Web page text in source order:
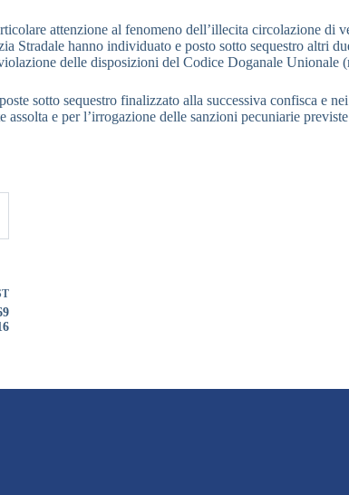
attenzione al fenomeno dell’illecita circolazione di
hanno individuato e posto sotto sequestro altri
delle disposizioni del Codice Doganale Unionale
sotto sequestro finalizzato alla successiva confisca e
e per l’irrogazione delle sanzioni pecuniarie